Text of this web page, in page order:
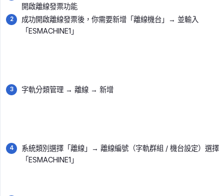
開啟離線發票功能
成功開啟離線發票後，你需要新增「離線機台」→ 並輸入
「ESMACHINE1」
字軌分類管理 → 離線 → 新增
系統類別選擇「離線」→ 離線編號（字軌群組 / 機台設定）選擇
「ESMACHINE1」